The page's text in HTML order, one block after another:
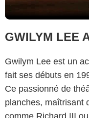
GWILYM LEE
Gwilym Lee est un
fait ses débuts en
Ce passionné de
planches, maîtrisant
comme Richard III